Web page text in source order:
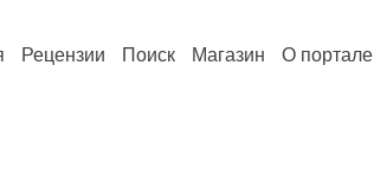
Рецензии Поиск Магазин О портале